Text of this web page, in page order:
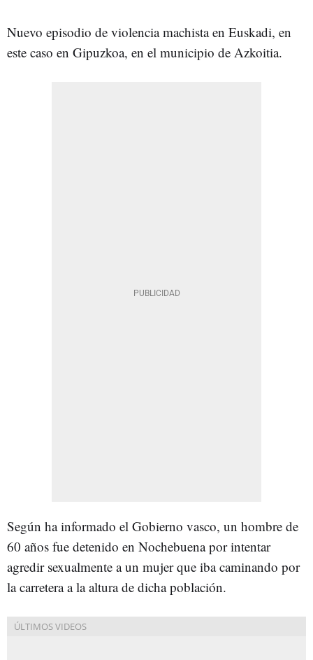
Nuevo episodio de violencia machista en Euskadi, en
este caso en Gipuzkoa, en el municipio de Azkoitia.
Según ha informado el Gobierno vasco, un hombre de
60 años fue detenido en Nochebuena por intentar
agredir sexualmente a un mujer que iba caminando por
la carretera a la altura de dicha población.